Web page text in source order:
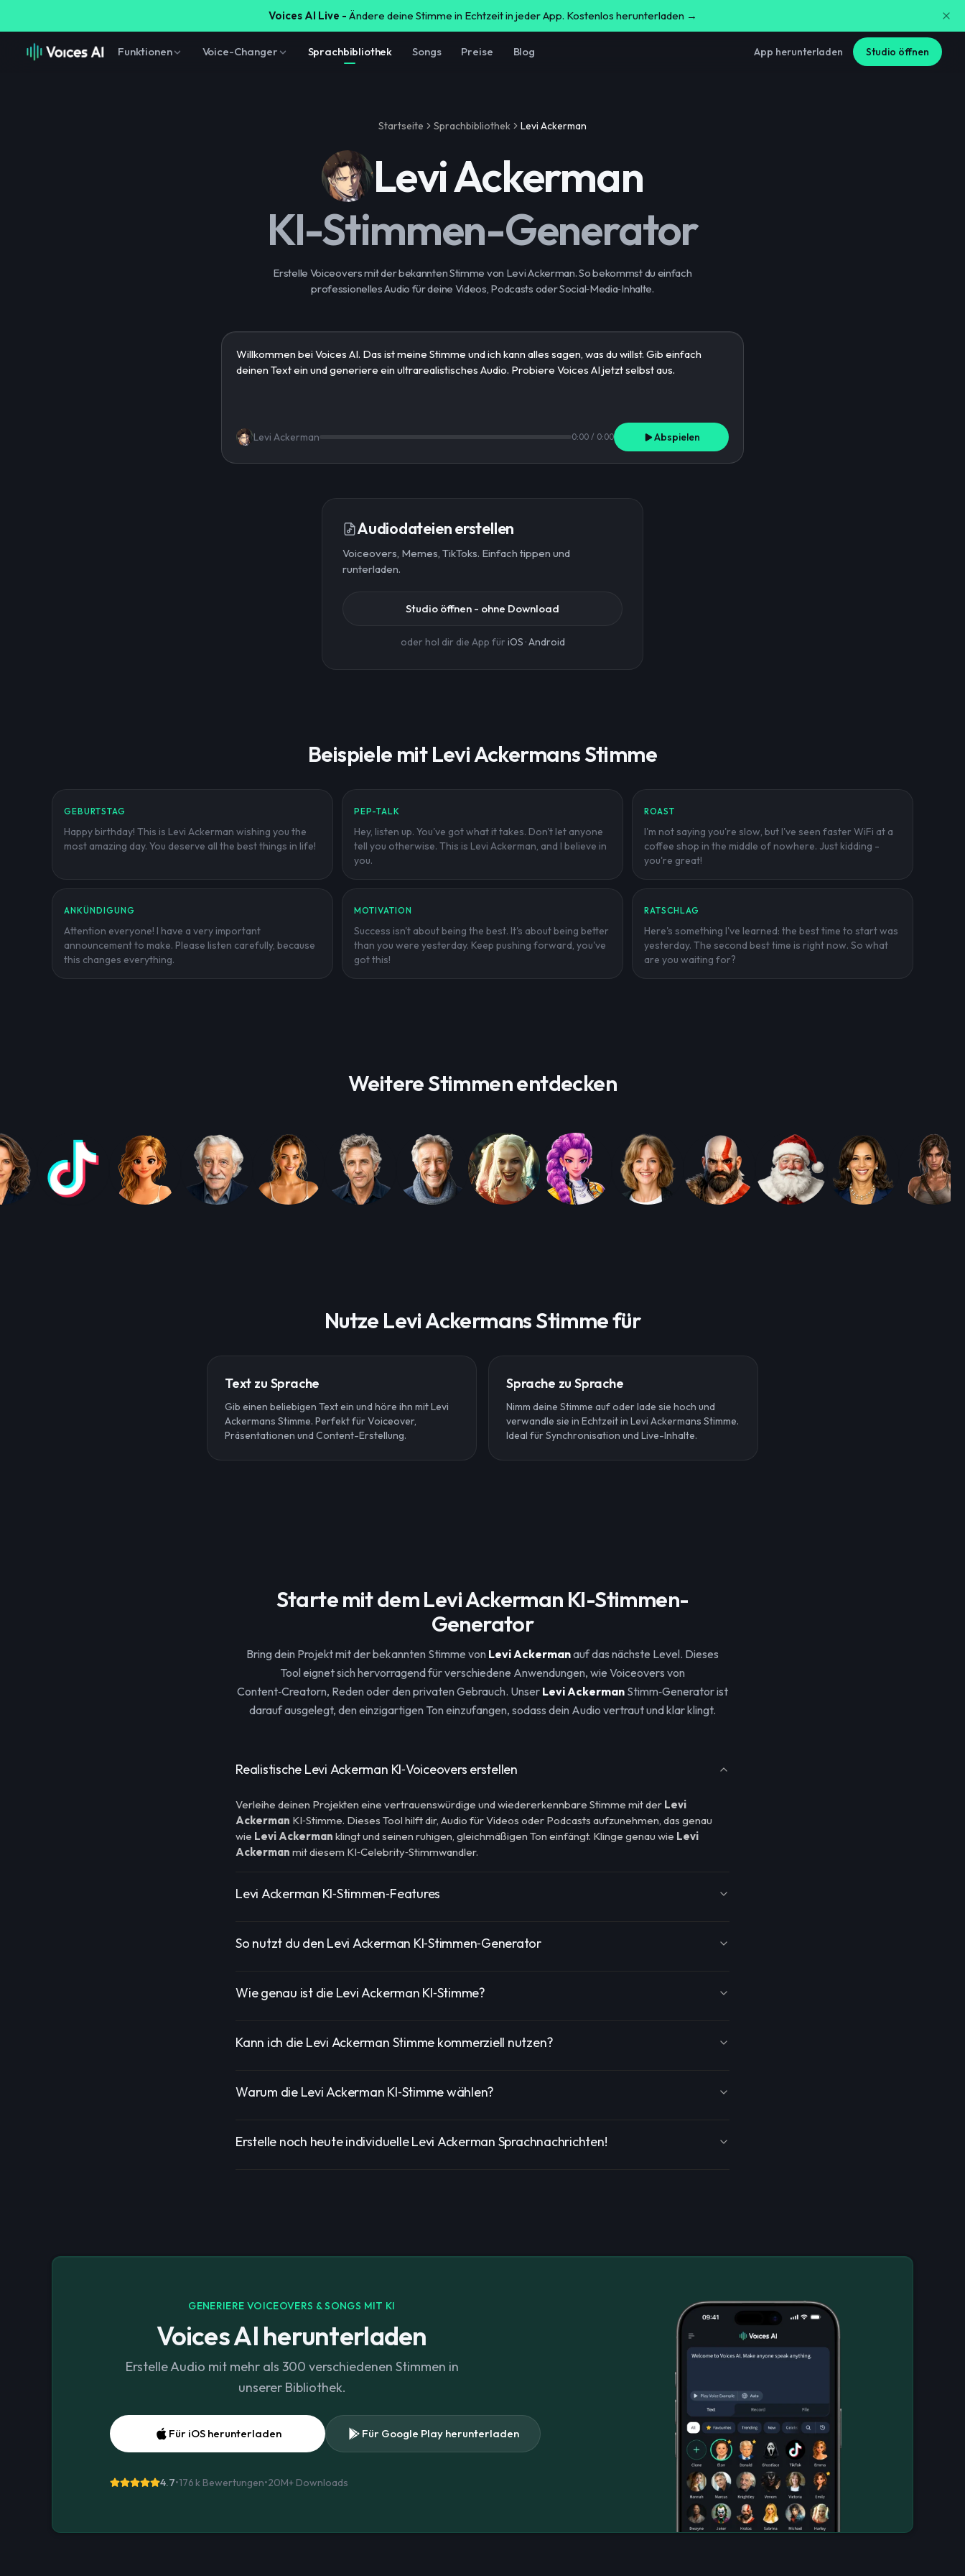
Voices AI Live - Ändere deine Stimme in Echtzeit in jeder App. Kostenlos herunterladen →
Funktionen Voice-Changer Sprachbibliothek Songs Preise Blog App herunterladen Studio öffnen
Startseite Sprachbibliothek Levi Ackerman
Levi Ackerman
KI-Stimmen-Generator
Erstelle Voiceovers mit der bekannten Stimme von Levi Ackerman. So bekommst du einfach
professionelles Audio für deine Videos, Podcasts oder Social‑Media‑Inhalte.
Levi Ackerman 0:00 / 0:00 Abspielen
Audiodateien erstellen
Voiceovers, Memes, TikToks. Einfach tippen und
runterladen.
Studio öffnen - ohne Download
oder hol dir die App für iOS ·Android
Beispiele mit Levi Ackermans Stimme
GEBURTSTAG
Happy birthday! This is Levi Ackerman wishing you the
most amazing day. You deserve all the best things in life!
PEP-TALK
Hey, listen up. You've got what it takes. Don't let anyone
tell you otherwise. This is Levi Ackerman, and I believe in
you.
ROAST
I'm not saying you're slow, but I've seen faster WiFi at a
coffee shop in the middle of nowhere. Just kidding -
you're great!
ANKÜNDIGUNG
Attention everyone! I have a very important
announcement to make. Please listen carefully, because
this changes everything.
MOTIVATION
Success isn't about being the best. It's about being better
than you were yesterday. Keep pushing forward, you've
got this!
RATSCHLAG
Here's something I've learned: the best time to start was
yesterday. The second best time is right now. So what
are you waiting for?
Weitere Stimmen entdecken
Nutze Levi Ackermans Stimme für
Text zu Sprache
Gib einen beliebigen Text ein und höre ihn mit Levi
Ackermans Stimme. Perfekt für Voiceover,
Präsentationen und Content-Erstellung.
Sprache zu Sprache
Nimm deine Stimme auf oder lade sie hoch und
verwandle sie in Echtzeit in Levi Ackermans Stimme.
Ideal für Synchronisation und Live-Inhalte.
Starte mit dem Levi Ackerman KI-Stimmen-
Generator
Bring dein Projekt mit der bekannten Stimme von Levi Ackermanauf das nächste Level. Dieses
Tool eignet sich hervorragend für verschiedene Anwendungen, wie Voiceovers von
Content‑Creatorn, Reden oder den privaten Gebrauch. Unser Levi Ackerman Stimm‑Generator ist
darauf ausgelegt, den einzigartigen Ton einzufangen, sodass dein Audio vertraut und klar klingt.
Realistische Levi Ackerman KI‑Voiceovers erstellen
Verleihe deinen Projekten eine vertrauenswürdige und wiedererkennbare Stimme mit der Levi
Ackerman KI‑Stimme. Dieses Tool hilft dir, Audio für Videos oder Podcasts aufzunehmen, das genau
wie Levi Ackerman klingt und seinen ruhigen, gleichmäßigen Ton einfängt. Klinge genau wie Levi
Ackerman mit diesem KI‑Celebrity‑Stimmwandler.
Levi Ackerman KI‑Stimmen‑Features
So nutzt du den Levi Ackerman KI‑Stimmen‑Generator
Wie genau ist die Levi Ackerman KI‑Stimme?
Kann ich die Levi Ackerman Stimme kommerziell nutzen?
Warum die Levi Ackerman KI‑Stimme wählen?
Erstelle noch heute individuelle Levi Ackerman Sprachnachrichten!
GENERIERE VOICEOVERS & SONGS MIT KI
Voices AI herunterladen
Erstelle Audio mit mehr als 300 verschiedenen Stimmen in
unserer Bibliothek.
Für iOS herunterladen Für Google Play herunterladen
4.7•176 k Bewertungen•20M+ Downloads